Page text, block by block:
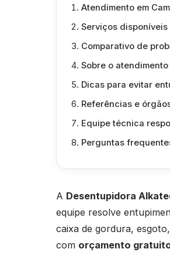
Atendimento em
Serviços disponíveis
Comparativo de
Sobre o
Dicas para evitar
Referências e
Equipe técnica
Perguntas
A Desentupidora
equipe resolve
caixa de gordura,
com orçamento